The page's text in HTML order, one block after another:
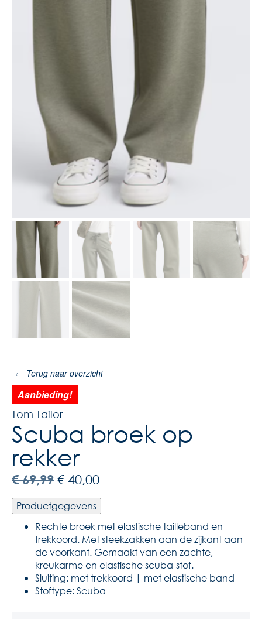
‹ Terug naar overzicht
Aanbieding!
Tom Tailor
Scuba broek op
rekker
€69,99 € 40,00
Productgegevens
Rechte broek met elastische tailleband en
trekkoord. Met steekzakken aan de zijkant aan
de voorkant. Gemaakt van een zachte,
kreukarme en elastische scuba-stof.
Sluiting: met trekkoord | met elastische band
Stoftype: Scuba